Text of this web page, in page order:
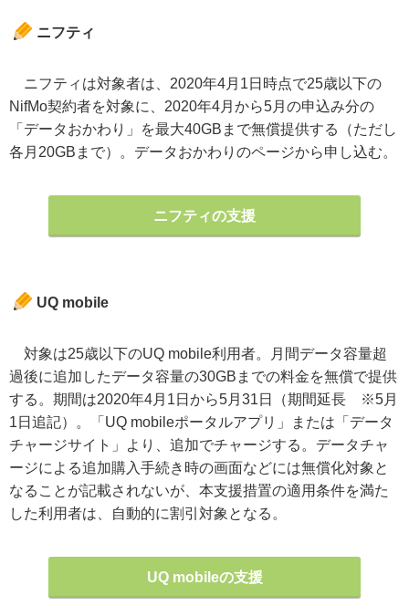
ニフティ
ニフティは対象者は、2020年4月1日時点で25歳以下の
NifMo契約者を対象に、2020年4月から5月の申込み分の
「データおかわり」を最大40GBまで無償提供する（ただし
各月20GBまで）。データおかわりのページから申し込む。
ニフティの支援
UQ mobile
対象は25歳以下のUQ mobile利用者。月間データ容量超
過後に追加したデータ容量の30GBまでの料金を無償で提供
する。期間は2020年4月1日から5月31日（期間延長 ※5月
1日追記）。「UQ mobileポータルアプリ」または「データ
チャージサイト」より、追加でチャージする。データチャ
ージによる追加購入手続き時の画面などには無償化対象と
なることが記載されないが、本支援措置の適用条件を満た
した利用者は、自動的に割引対象となる。
UQ mobileの支援